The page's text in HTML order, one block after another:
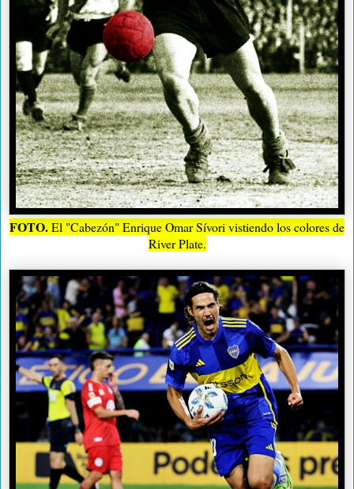
FOTO.El "Cabezón" Enrique Omar Sívori vistiendo los colores de
River Plate.